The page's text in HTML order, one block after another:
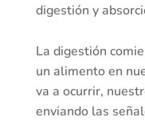
digestión y
La digestión
un alimento en
va a ocurrir,
enviando las